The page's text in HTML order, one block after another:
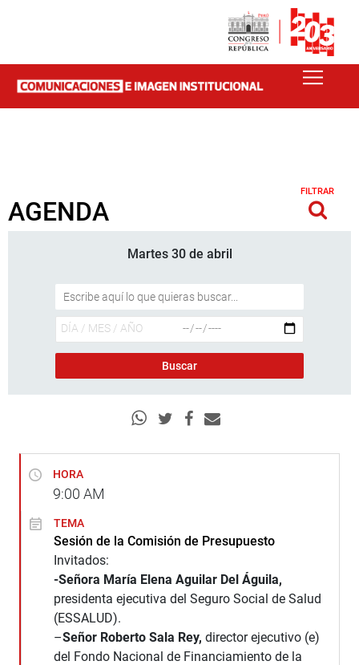
AGENDA
FILTRAR
Martes 30 de abril
HORA
9:00 AM
TEMA
Sesión de la Comisión de Presupuesto
Invitados:
-Señora María Elena Aguilar Del Águila,
presidenta ejecutiva del Seguro Social de Salud
(ESSALUD).
–Señor Roberto Sala Rey, director ejecutivo (e)
del Fondo Nacional de Financiamiento de la